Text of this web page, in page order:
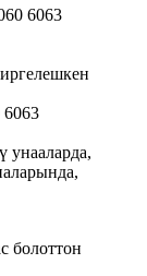
6063
унааларда,